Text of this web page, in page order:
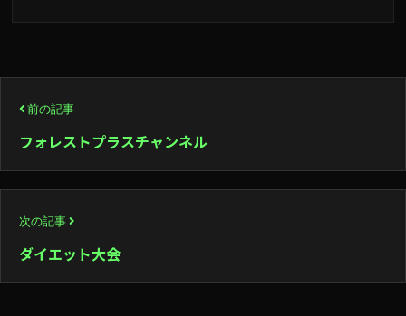
稿
ナ
ビ
ゲ
ー
前の記事
フォレストプラスチャンネル
次の記事
ダイエット大会